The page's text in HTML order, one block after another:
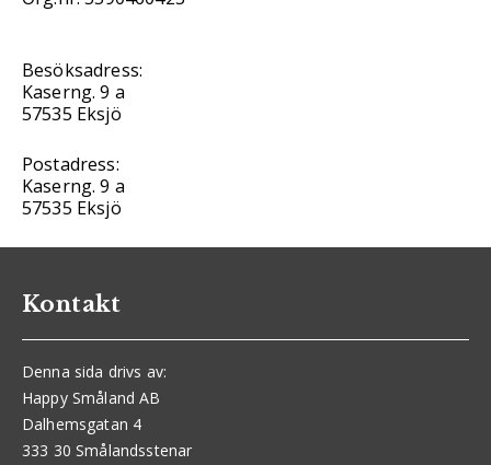
Besöksadress:
Kaserng. 9 a
57535 Eksjö
Postadress:
Kaserng. 9 a
57535 Eksjö
Kontakt
Denna sida drivs av:
Happy Småland AB
Dalhemsgatan 4
333 30 Smålandsstenar